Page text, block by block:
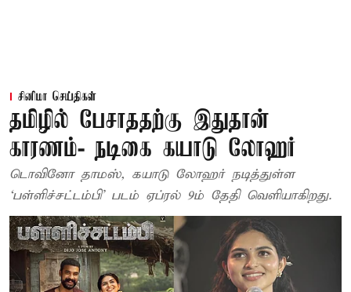
சினிமா செய்திகள்
தமிழில் பேசாததற்கு இதுதான்
காரணம்- நடிகை கயாடு லோஹர்
டொவினோ தாமஸ், கயாடு லோஹர் நடித்துள்ள
‘பள்ளிச்சட்டம்பி’ படம் ஏப்ரல் 9ம் தேதி வெளியாகிறது.